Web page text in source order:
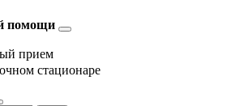
помощи
прием
стационаре